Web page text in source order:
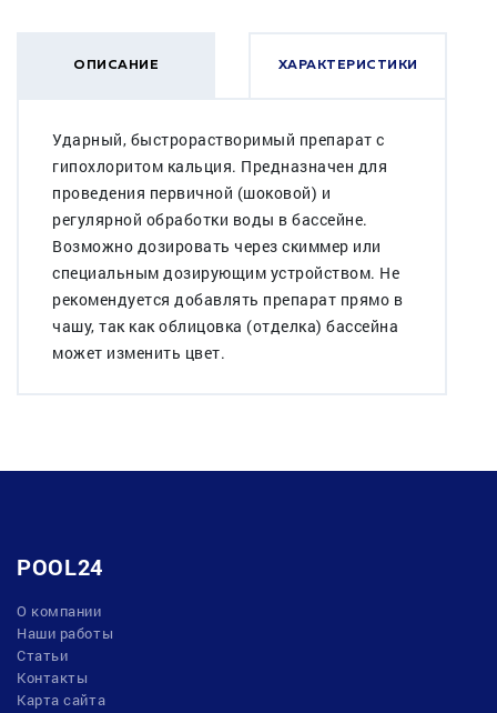
ОПИСАНИЕ ХАРАКТЕРИСТИКИ
Ударный, быстрорастворимый препарат c
гипохлоритом кальция. Предназначен для
проведения первичной (шоковой) и
регулярной обработки воды в бассейне.
Возможно дозировать через скиммер или
специальным дозирующим устройством. Не
рекомендуется добавлять препарат прямо в
чашу, так как облицовка (отделка) бассейна
может изменить цвет.
POOL24
О компании
Наши работы
Статьи
Контакты
Карта сайта